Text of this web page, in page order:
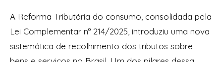
A Reforma Tributária do consumo, consolidada pela
Lei Complementar nº 214/2025, introduziu uma nova
sistemática de recolhimento dos tributos sobre